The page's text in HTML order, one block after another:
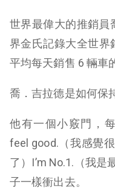
世界最偉大的推銷員
界金氏記錄大全世界
平均每天銷售 6 輛車
喬．吉拉德是如何保
他有一個小竅門，
feel good.（我感覺
了）I’m No.1.（我是
子一樣衝出去。